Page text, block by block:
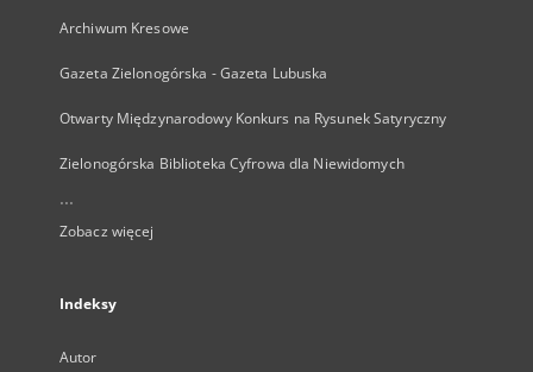
Archiwum Kresowe
Gazeta Zielonogórska - Gazeta Lubuska
Otwarty Międzynarodowy Konkurs na Rysunek Satyryczny
Zielonogórska Biblioteka Cyfrowa dla Niewidomych
...
Zobacz więcej
Indeksy
Autor